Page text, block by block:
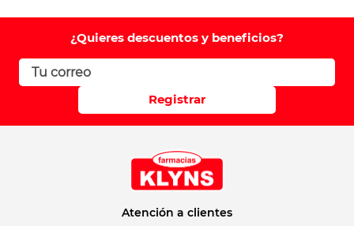
¿Quieres descuentos y beneficios?
Registrar
Atención a clientes